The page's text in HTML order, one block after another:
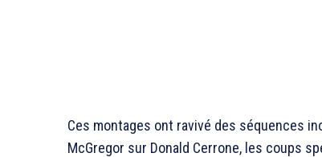
Ces montages ont ravivé des séquences
McGregor sur Donald Cerrone, les coups